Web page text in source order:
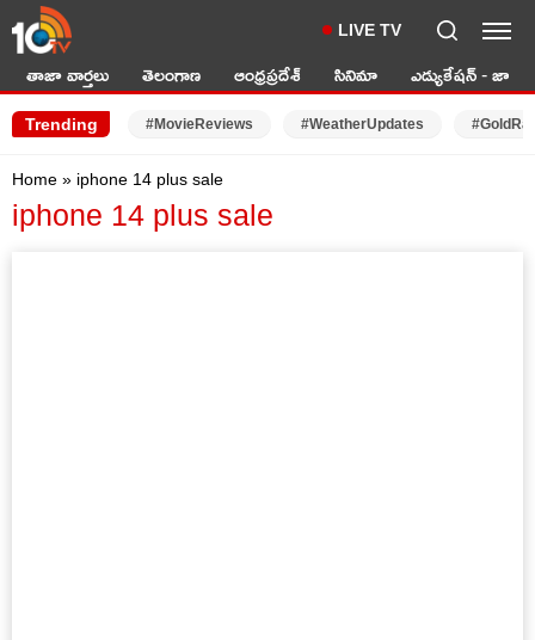
LIVE TV
తాజా వార్తలు తెలంగాణ ఆంధ్రప్రదేశ్ సినిమా ఎడ్యుకేషన్ - జాబ్స్
Trending #MovieReviews #WeatherUpdates
Home » iphone 14 plus sale
iphone 14 plus sale